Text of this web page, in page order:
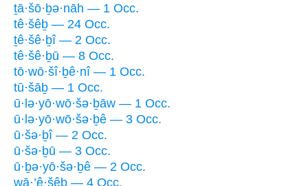
ṯā·šō·ḇə·nāh — 1 Occ.
tê·šêḇ — 24 Occ.
ṯê·šê·ḇî — 2 Occ.
tê·šê·ḇū — 8 Occ.
tō·wō·šî·ḇê·nî — 1 Occ.
tū·šāḇ — 1 Occ.
ū·lə·yō·wō·šə·ḇāw — 1 Occ.
ū·lə·yō·wō·šə·ḇê — 3 Occ.
ū·šə·ḇî — 2 Occ.
ū·šə·ḇū — 3 Occ.
ū·ḇə·yō·šə·ḇê — 2 Occ.
wā·’ê·šêḇ — 4 Occ.